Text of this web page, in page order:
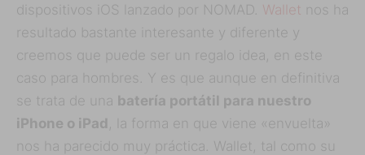
dispositivos iOS lanzado por NOMAD. Wallet
nos ha
resultado bastante interesante y diferente y
creemos que puede ser un regalo idea, en este
caso para hombres. Y es que aunque en definitiva
se trata de una batería portátil para nuestro
iPhone o iPad , la forma en que viene «envuelta»
nos ha parecido muy práctica. Wallet, tal como su